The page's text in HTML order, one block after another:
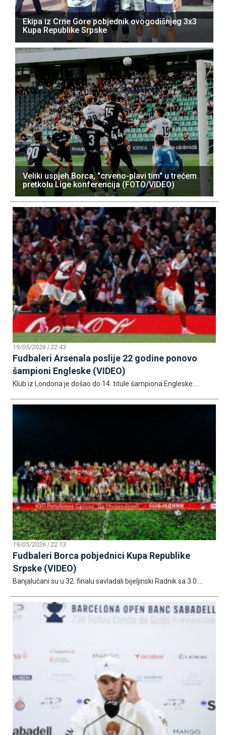
Ekipa iz Crne Gore pobjednik ovogodišnjeg 3x3
Kupa Republike Srpske
Veliki uspjeh Borca, "crveno-plavi tim" u trećem
pretkolu Lige konferencija (FOTO/VIDEO)
19/05/2026 | 22:43
Fudbaleri Arsenala poslije 22 godine ponovo
šampioni Engleske (VIDEO)
Klub iz Londona je došao do 14. titule šampiona Engleske....
19/05/2026 | 22:13
Fudbaleri Borca pobjednici Kupa Republike
Srpske (VIDEO)
Banjalučani su u 32. finalu savladali bijeljinski Radnik sa 3:0....